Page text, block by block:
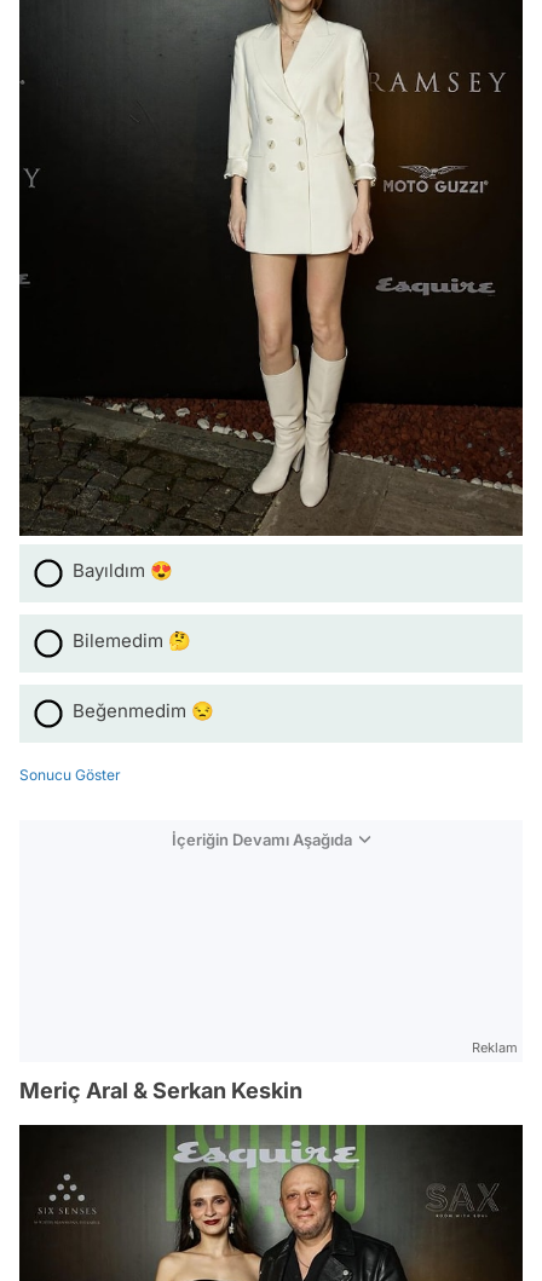
Bayıldım 😍
Bilemedim 🤔
Beğenmedim 😒
Sonucu Göster
İçeriğin Devamı Aşağıda
Reklam
Meriç Aral & Serkan Keskin